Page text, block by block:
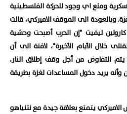
ومنع اي وجود للحركة الفلسطينية
وبالعودة الى الموقف الاميركي، قالت
ليفيت "إن الحرب أصبحت وحشية
خلال الأيام الأخيرة"، لافتة الى أن
يتم التفاوض من أجل وقف إطلاق النار،
وأنه يريد دخول المساعدات لغزة بطريقة
الاميركي يتمتع بعلاقة جيدة مع نتنياهو